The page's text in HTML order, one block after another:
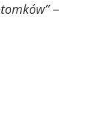
–